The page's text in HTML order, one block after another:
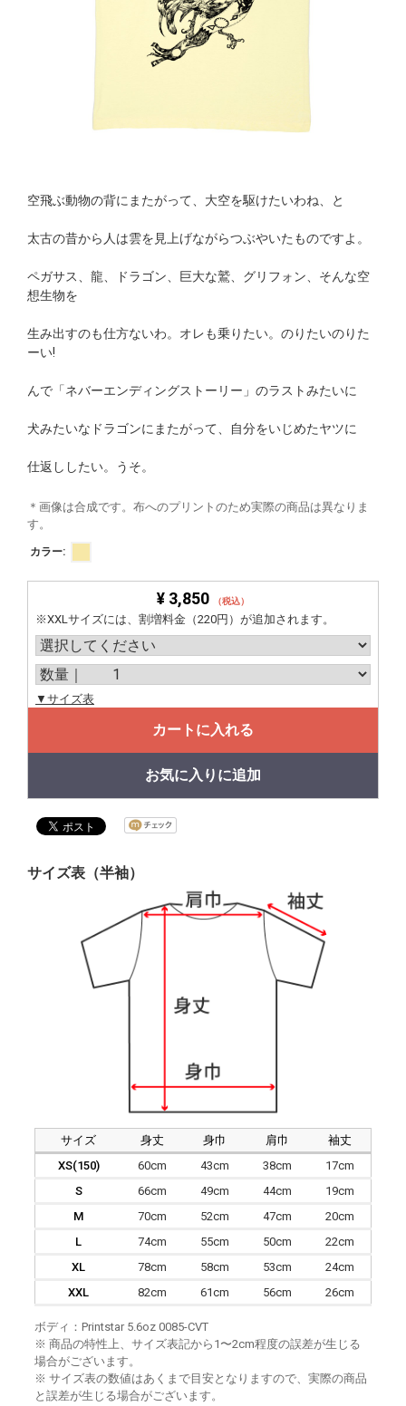
空飛ぶ動物の背にまたがって、大空を駆けたいわね、と
太古の昔から人は雲を見上げながらつぶやいたものですよ。
ペガサス、龍、ドラゴン、巨大な鷲、グリフォン、そんな空
想生物を
生み出すのも仕方ないわ。オレも乗りたい。のりたいのりた
ーい!
んで「ネバーエンディングストーリー」のラストみたいに
犬みたいなドラゴンにまたがって、自分をいじめたヤツに
仕返ししたい。うそ。
＊画像は合成です。布へのプリントのため実際の商品は異なりま
す。
カラー:
¥ 3,850 （税込）
※XXLサイズには、割増料金（220円）が追加されます。
▼サイズ表
カートに入れる
お気に入りに追加
サイズ表（半袖）
サイズ 身丈 身巾 肩巾
袖丈
XS(150)
60cm 43cm 38cm
17cm
S
66cm 49cm 44cm
19cm
M
70cm 52cm 47cm
20cm
L
74cm 55cm 50cm
22cm
XL
78cm 58cm 53cm
24cm
XXL
82cm 61cm 56cm 26cm
ボディ：Printstar 5.6oz 0085-CVT
※ 商品の特性上、サイズ表記から1〜2cm程度の誤差が生じる
場合がございます。
※ サイズ表の数値はあくまで目安となりますので、実際の商品
と誤差が生じる場合がございます。